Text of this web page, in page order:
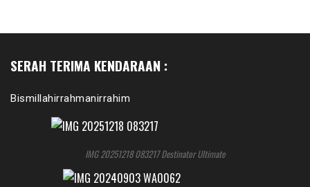
SERAH TERIMA KENDARAAN :
Bismillahirrahmanirrahim
IMG 20251218 083217 Destinator Ultimate